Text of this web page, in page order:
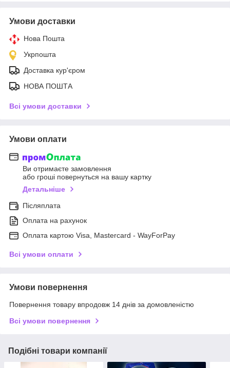
Умови доставки
Нова Пошта
Укрпошта
Доставка кур'єром
НОВА ПОШТА
Всі умови доставки
Умови оплати
Ви отримаєте замовлення
або гроші повернуться на вашу картку
Детальніше
Післяплата
Оплата на рахунок
Оплата картою Visa, Mastercard - WayForPay
Всі умови оплати
Умови повернення
Повернення товару впродовж 14 днів за домовленістю
Всі умови повернення
Подібні товари компанії